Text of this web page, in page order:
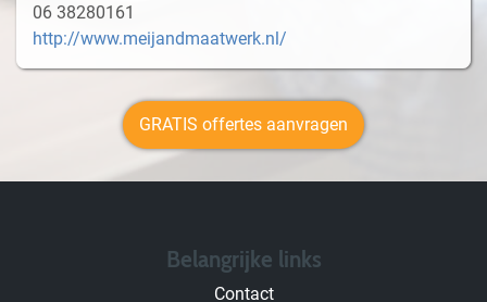
06 38280161
http://www.meijandmaatwerk.nl/
GRATIS offertes aanvragen
Belangrijke links
Contact